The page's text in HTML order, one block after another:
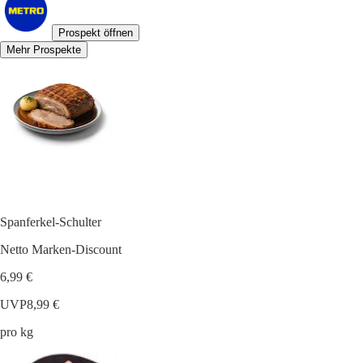
Prospekt öffnen
Mehr Prospekte
Spanferkel-Schulter
Netto Marken-Discount
6,99 €
UVP8,99 €
pro kg